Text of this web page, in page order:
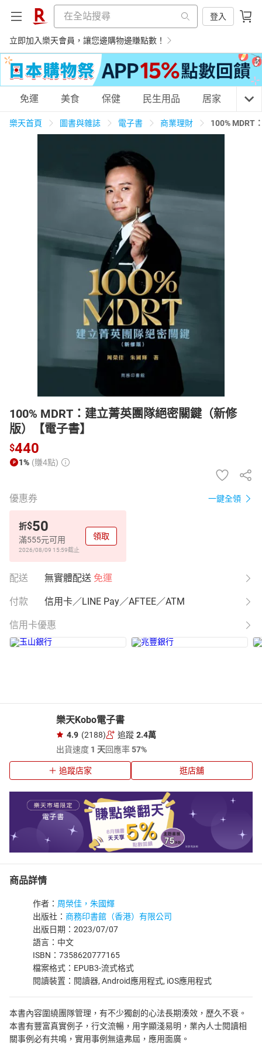
登入
立即加入樂天會員，讓您邊購物邊賺點數！
購物網分類
美食蛋糕 養生保健
3C家電 運動休閒
男裝 化妝保養
電子/紙本書
HOT
免運 美食 保健 民生用品 居家 3C
樂天首頁 圖書與雜誌 電子書 商業理財 100% MDRT
100% MDRT：建立菁英團隊絕密關鍵（新修
版）【電子書】
$440
1% (賺4點)
優惠券 一鍵全領
折$50
滿555元可用
2026/08/09 15:59截止
領取
配送 無實體配送 免運
付款 信用卡／LINE Pay／AFTEE／ATM
信用卡優惠
樂天Kobo電子書
4.9 (2188) 追蹤 2.4萬
出貨速度 1 天回應率57%
追蹤店家 逛店舖
商品詳情
作者： 周榮佳，朱國輝
出版社： 商務印書館（香港）有限公司
出版日期：2023/07/07
語言：中文
ISBN：7358620777165
檔案格式：EPUB3-流式格式
閱讀裝置：閱讀器, Android應用程式, iOS應用程式
本書內容圍繞團隊管理，有不少獨創的心法長期湊效，歷久不衰。
本書有豐富真實例子，行文流暢，用字顯淺易明，業內人士閱讀相
關事例必有共鳴，實用事例無遠弗屆，應用面廣。